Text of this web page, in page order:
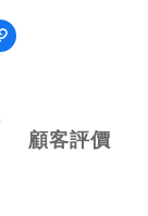
顧客評價